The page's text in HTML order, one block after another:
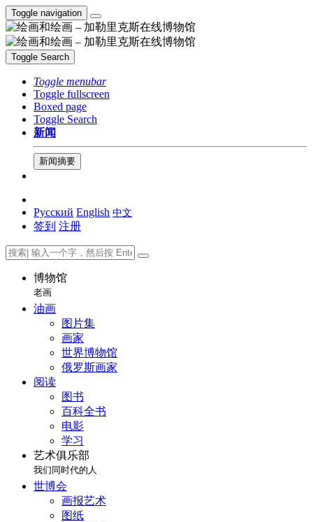
Toggle navigation
Toggle Search
Toggle menubar
Toggle fullscreen
Boxed page
Toggle Search
新闻
新闻摘要
Русский English 中文
签到 注册
博物馆
老画
油画
图片集
画家
世界博物馆
俄罗斯画家
阅读
图书
百科全书
电影
学习
艺术俱乐部
我们同时代的人
世博会
画报艺术
图纸